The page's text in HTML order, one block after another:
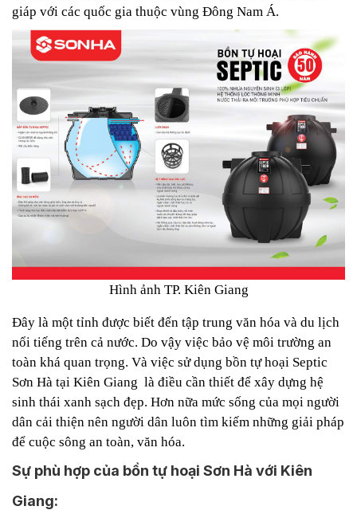
giáp với các quốc gia thuộc vùng Đông Nam Á.
Hình ảnh TP. Kiên Giang
Đây là một tỉnh được biết đến tập trung văn hóa và du lịch
nổi tiếng trên cả nước. Do vậy việc bảo vệ môi trường an
toàn khá quan trọng. Và việc sử dụng bồn tự hoại Septic
Sơn Hà tại Kiên Giang là điều cần thiết để xây dựng hệ
sinh thái xanh sạch đẹp. Hơn nữa mức sống của mọi người
dân cải thiện nên người dân luôn tìm kiếm những giải pháp
để cuộc sông an toàn, văn hóa.
Sự phù hợp của bồn tự hoại Sơn Hà với Kiên
Giang: